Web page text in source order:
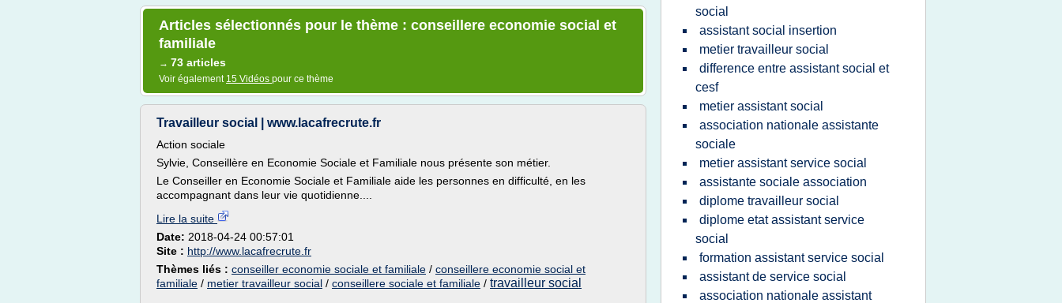
Articles sélectionnés pour le thème : conseillere economie social et
familiale
→ 73 articles
Voir également 15 Vidéos pour ce thème
Travailleur social | www.lacafrecrute.fr
Action sociale
Sylvie, Conseillère en Economie Sociale et Familiale nous présente son métier.
Le Conseiller en Economie Sociale et Familiale aide les personnes en difficulté, en les
accompagnant dans leur vie quotidienne....
Lire la suite
Date: 2018-04-24 00:57:01
Site : http://www.lacafrecrute.fr
Thèmes liés : conseiller economie sociale et familiale / conseillere economie social et
familiale / metier travailleur social / conseillere sociale et familiale / travailleur social
social
assistant social insertion
metier travailleur social
difference entre assistant social et
cesf
metier assistant social
association nationale assistante
sociale
metier assistant service social
assistante sociale association
diplome travailleur social
diplome etat assistant service
social
formation assistant service social
assistant de service social
association nationale assistant